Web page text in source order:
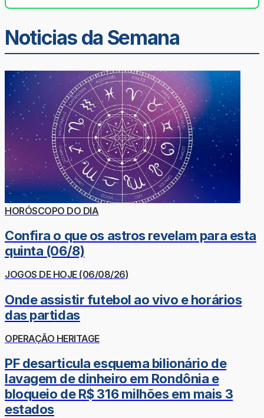
Noticias da Semana
HORÓSCOPO DO DIA
Confira o que os astros revelam para esta
quinta (06/8)
JOGOS DE HOJE (06/08/26)
Onde assistir futebol ao vivo e horários
das partidas
OPERAÇÃO HERITAGE
PF desarticula esquema bilionário de
lavagem de dinheiro em Rondônia e
bloqueio de R$ 316 milhões em mais 3
estados